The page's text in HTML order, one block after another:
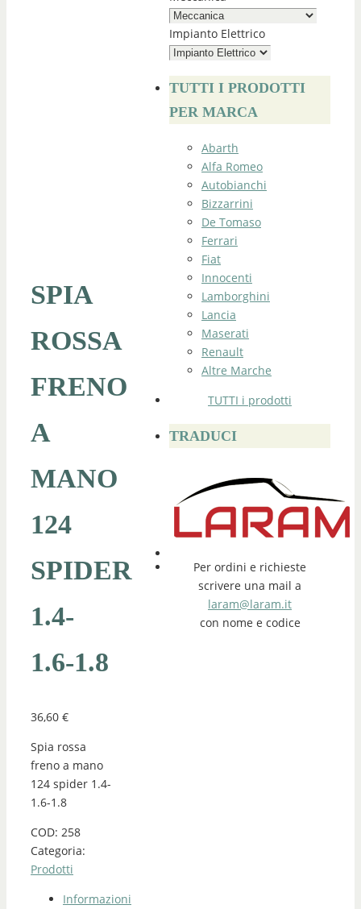
SPIA
ROSSA
FRENO
A
MANO
124
SPIDER
1.4-
1.6-1.8
36,60 €
Spia rossa
freno a mano
124 spider 1.4-
1.6-1.8
COD: 258
Categoria:
Prodotti
Informazioni
Impianto Elettrico
TUTTI I PRODOTTI
PER MARCA
Abarth
Alfa Romeo
Autobianchi
Bizzarrini
De Tomaso
Ferrari
Fiat
Innocenti
Lamborghini
Lancia
Maserati
Renault
Altre Marche
TUTTI i prodotti
TRADUCI
Per ordini e richieste
scrivere una mail a
laram@laram.it
con nome e codice